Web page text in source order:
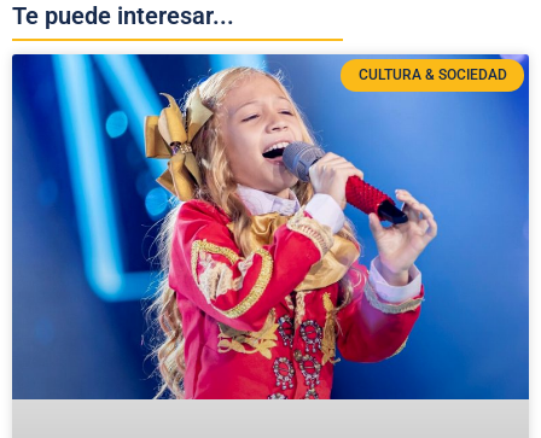
Te puede interesar...
CULTURA & SOCIEDAD